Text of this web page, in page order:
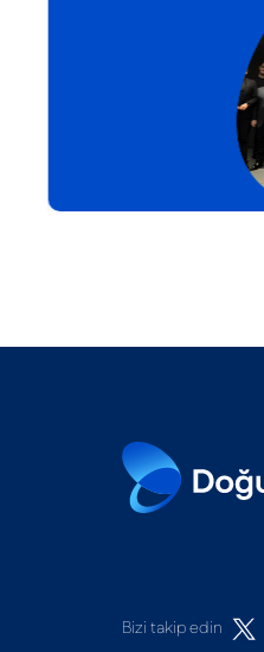
Bizi takip edin